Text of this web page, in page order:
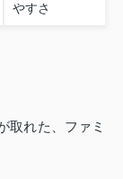
やすさ
取れた、ファミ